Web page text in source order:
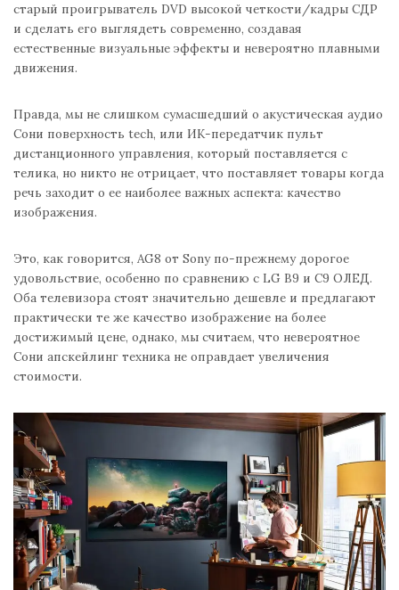
старый проигрыватель DVD высокой четкости/кадры СДР
и сделать его выглядеть современно, создавая
естественные визуальные эффекты и невероятно плавными
движения.
Правда, мы не слишком сумасшедший о акустическая аудио
Сони поверхность tech, или ИК-передатчик пульт
дистанционного управления, который поставляется с
телика, но никто не отрицает, что поставляет товары когда
речь заходит о ее наиболее важных аспекта: качество
изображения.
Это, как говорится, AG8 от Sony по-прежнему дорогое
удовольствие, особенно по сравнению с LG В9 и С9 ОЛЕД.
Оба телевизора стоят значительно дешевле и предлагают
практически те же качество изображение на более
достижимый цене, однако, мы считаем, что невероятное
Сони апскейлинг техника не оправдает увеличения
стоимости.